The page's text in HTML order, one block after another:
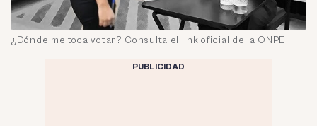
¿Dónde me toca votar? Consulta el link oficial de la ONPE
PUBLICIDAD